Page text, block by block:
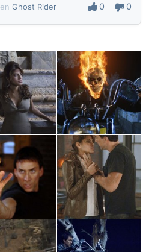
en Ghost Rider 0 0